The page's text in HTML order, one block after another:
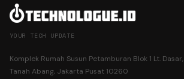
YOUR TECH UPDATE
Komplek Rumah Susun Petamburan Blok 1 Lt. Dasar,
Tanah Abang, Jakarta Pusat 10260